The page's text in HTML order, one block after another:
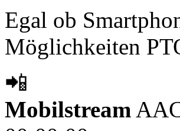
Egal ob
Möglichkeiten
📲
Mobilstream